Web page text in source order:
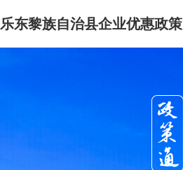
乐东黎族自治县企业优惠政策